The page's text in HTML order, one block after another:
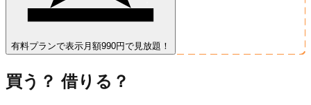
有料プランで表示 月額990円で見放題！
買う？ 借りる？